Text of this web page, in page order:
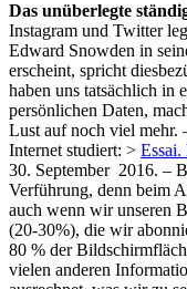
Das unüberlegte
Instagram und Twitter
Edward Snowden in
erscheint, spricht
haben uns tatsächlich in
persönlichen Daten,
Lust auf noch viel mehr.
Internet studiert: > Essai.
30. September 2016. –
Verführung, denn beim
auch wenn wir unseren
(20-30%), die wir
80 % der
vielen anderen